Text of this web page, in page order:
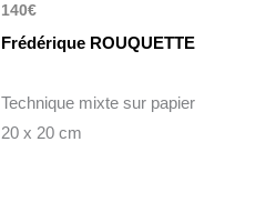
140€
Frédérique ROUQUETTE
Technique mixte sur papier
20 x 20 cm